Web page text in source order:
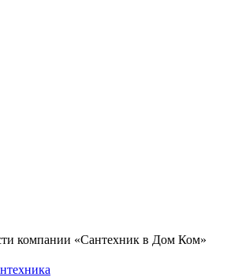
компании «Сантехник в Дом Ком»